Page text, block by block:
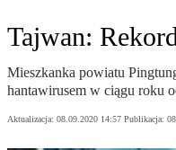
Tajwan:
Mieszkanka powiatu
hantawirusem w ciągu roku
Aktualizacja: 08.09.2020 14:57 Publikacja: